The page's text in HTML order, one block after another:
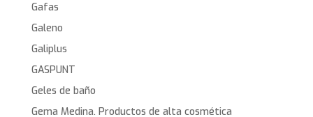
Gafas
Galeno
Galiplus
GASPUNT
Geles de baño
Gema Medina. Productos de alta cosmética